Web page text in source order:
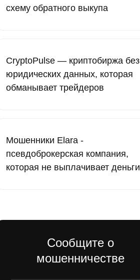
схему обратного выкупа
CryptoPulse — криптобиржа без
юридических данных, которая
обманывает трейдеров
Мошенники Elara -
псевдоброкерская компания,
которая не выплачивает деньги
Сообщите о
мошенничестве